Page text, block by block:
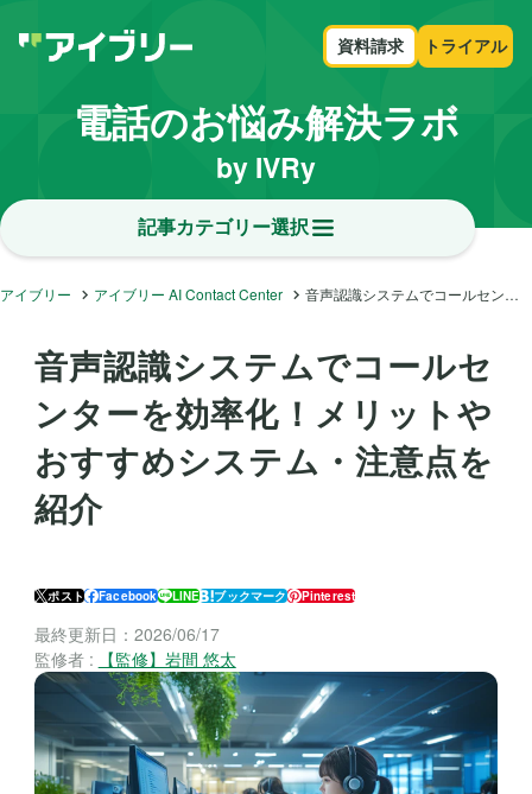
資料請求 トライアル
電話のお悩み解決ラボ
by IVRy
記事カテゴリー選択
アイブリー アイブリー AI Contact Center 音声認識システムでコールセンターを効率化！メリットやおすすめシステム・注意点を紹介
音声認識システムでコールセ
ンターを効率化！メリットや
おすすめシステム・注意点を
紹介
ポスト Facebook LINE ブックマーク Pinterest
最終更新日： 2026/06/17
監修者 :
【監修】岩間 悠太